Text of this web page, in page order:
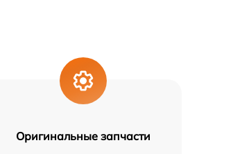
Оригинальные запчасти